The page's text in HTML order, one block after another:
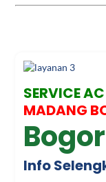
SERVICE
MADANG
Bogor
Info